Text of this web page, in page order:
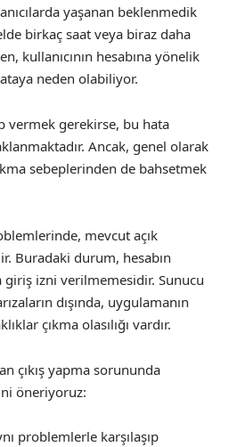
yaşanan beklenmedik
birkaç saat veya biraz daha
kullanıcının hesabına yönelik
neden olabiliyor.
vermek gerekirse, bu hata
Ancak, genel olarak
sebeplerinden de bahsetmek
mevcut açık
Buradaki durum, hesabın
izni verilmemesidir. Sunucu
dışında, uygulamanın
çıkma olasılığı vardır.
çıkış yapma sorununda
öneriyoruz:
problemlerle karşılaşıp